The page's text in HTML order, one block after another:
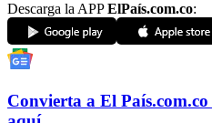
Descarga la APPElPaís.com.co:
Convierta a El País.com.co